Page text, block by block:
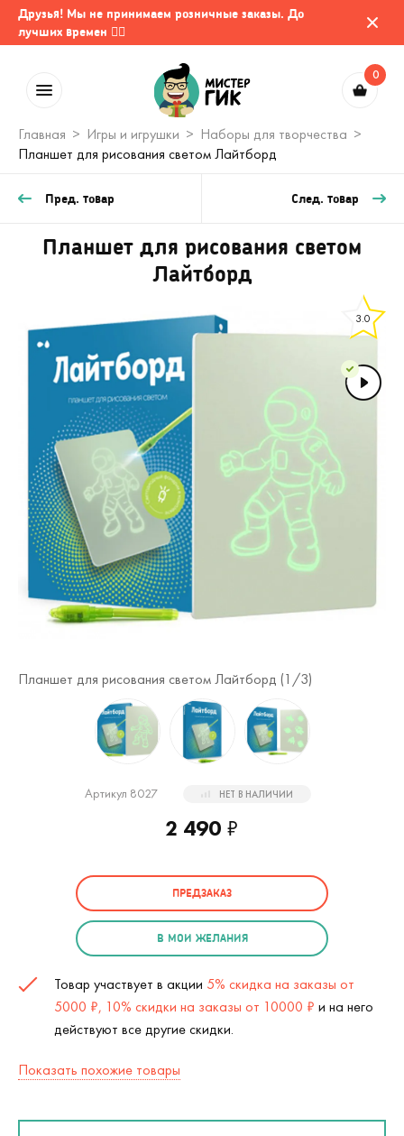
Друзья! Мы не принимаем розничные заказы. До
лучших времен 🤷‍♂️
0
Главная Игры и игрушки
Наборы для творчества
Планшет для рисования светом Лайтборд
Пред. товар След. товар
Планшет для рисования светом
Лайтборд
3.0
Планшет для рисования светом Лайтборд (1 /3)
Артикул 8027 НЕТ В НАЛИЧИИ
2 490 ₽
ПРЕДЗАКАЗ
В МОИ ЖЕЛАНИЯ
Товар участвует в акции 5% скидка на заказы от
5000 ₽, 10% скидки на заказы от 10000 ₽ и на него
действуют все другие скидки.
Показать похожие товары